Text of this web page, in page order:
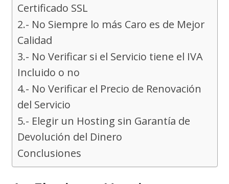
Certificado SSL
2.- No Siempre lo más Caro es de Mejor
Calidad
3.- No Verificar si el Servicio tiene el IVA
Incluido o no
4.- No Verificar el Precio de Renovación
del Servicio
5.- Elegir un Hosting sin Garantía de
Devolución del Dinero
Conclusiones